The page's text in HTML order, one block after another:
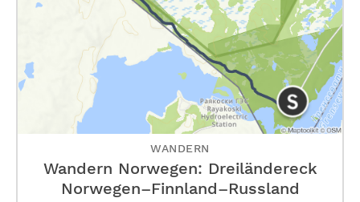
WANDERN
Wandern Norwegen: Dreiländereck
Norwegen–Finnland–Russland